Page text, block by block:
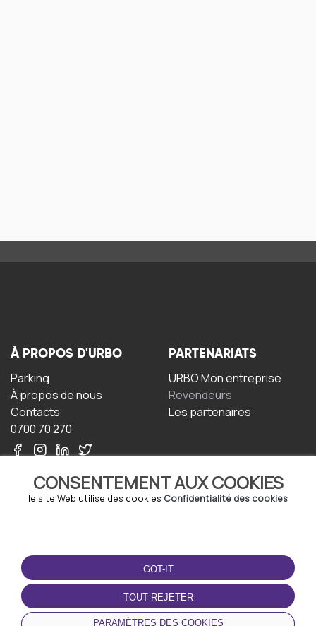
CONSENTEMENT AUX COOKIES
le site Web utilise des cookies Confidentialité des cookies
GOT-IT
TOUT REJETER
PARAMÈTRES DES COOKIES
À PROPOS D'URBO
Parking
À propos de nous
Contacts
0700 70 270
PARTENARIATS
URBO Mon entreprise
Revendeurs
Les partenaires
TERMS-OF-USE
Termes et conditions
Politique de confidentialité
Politique relative aux
cookies
TÉLÉCHARGEZ
L'APPLICATION